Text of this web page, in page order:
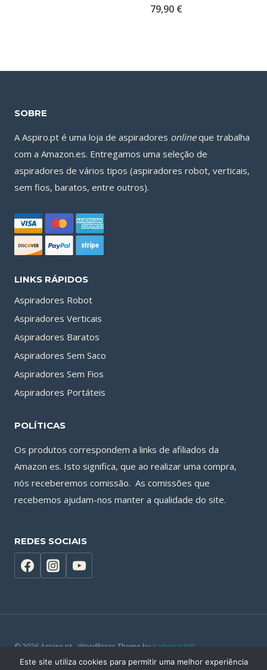
79,90 €
SOBRE
A Aspiro.pt é uma loja de aspiradores onlineque trabalha
com a Amazon.es. Entregamos uma seleção de
aspiradores de vários tipos (aspiradores robot, verticais,
sem fios, baratos, entre outros).
LINKS RÁPIDOS
Aspiradores Robot
Aspiradores Verticais
Aspiradores Baratos
Aspiradores Sem Saco
Aspiradores Sem Fios
Aspiradores Portáteis
POLÍTICAS
Os produtos correspondem a links de afiliados da
Amazon es. Isto significa, que ao realizar uma compra,
nós receberemos comissão. As comissões que
recebemos ajudam-nos manter a qualidade do site.
REDES SOCIAIS
© 2026 Aspiro.pt - WordPress Theme byKadence WP
Este site utiliza cookies para permitir uma melhor experiência